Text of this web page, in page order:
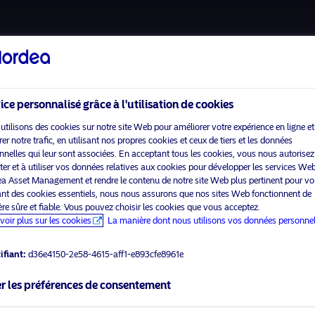
visit
le type d’investisseur
A propos de nous
Accueil
À propos de Nordea Asset
Management
Fonds
Responsable
Nous contacter
Conditions générales
Politique de confidentialité
des données
Politique relative aux
cookies
Accessibilité
personnalisé grâce à l'utilisation de cookies
des cookies sur notre site Web pour améliorer votre expérience en ligne et
notre trafic, en utilisant nos propres cookies et ceux de tiers et les données
qui leur sont associées. En acceptant tous les cookies, vous nous
et à utiliser vos données relatives aux cookies pour développer les services
Asset Management et rendre le contenu de notre site Web plus pertinent pour
des cookies essentiels, nous nous assurons que nos sites Web fonctionnent de
sûre et fiable. Vous pouvez choisir les cookies que vous acceptez.
plus sur les cookies
La manière dont nous utilisons vos données
d36e4150-2e58-4615-aff1-e893cfe8961e
les préférences de consentement